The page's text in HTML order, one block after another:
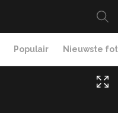
Populair Nieuwste